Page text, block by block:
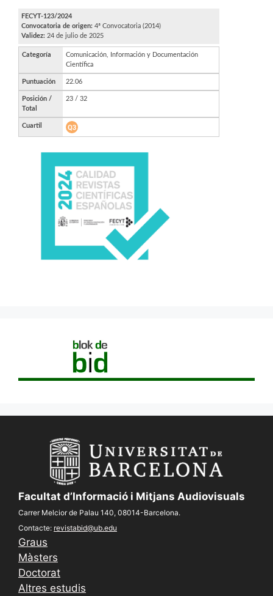
Facultat d’Informació i Mitjans Audiovisuals
Carrer Melcior de Palau 140, 08014-Barcelona.
Contacte: revistabid@ub.edu
Graus
Màsters
Doctorat
Altres estudis